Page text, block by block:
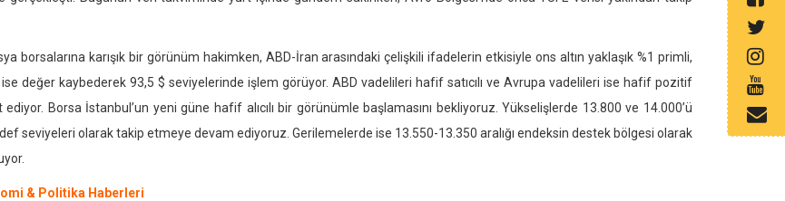
borsalarına karışık bir görünüm hakimken, ABD-İran arasındaki çelişkili ifadelerin etkisiyle ons altın yaklaşık %1 primli,
değer kaybederek 93,5 $ seviyelerinde işlem görüyor. ABD vadelileri hafif satıcılı ve Avrupa vadelileri ise hafif pozitif
ediyor. Borsa İstanbul’un yeni güne hafif alıcılı bir görünümle başlamasını bekliyoruz. Yükselişlerde 13.800 ve 14.000’ü
seviyeleri olarak takip etmeye devam ediyoruz. Gerilemelerde ise 13.550-13.350 aralığı endeksin destek bölgesi olarak
& Politika Haberleri